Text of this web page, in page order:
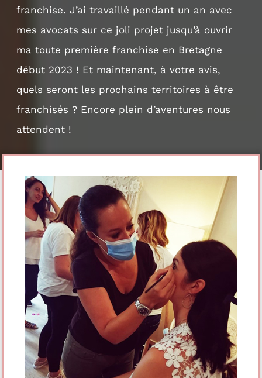
franchise. J’ai travaillé pendant un an avec
mes avocats sur ce joli projet jusqu’à ouvrir
ma toute première franchise en Bretagne
début 2023 ! Et maintenant, à votre avis,
quels seront les prochains territoires à être
franchisés ? Encore plein d’aventures nous
attendent !